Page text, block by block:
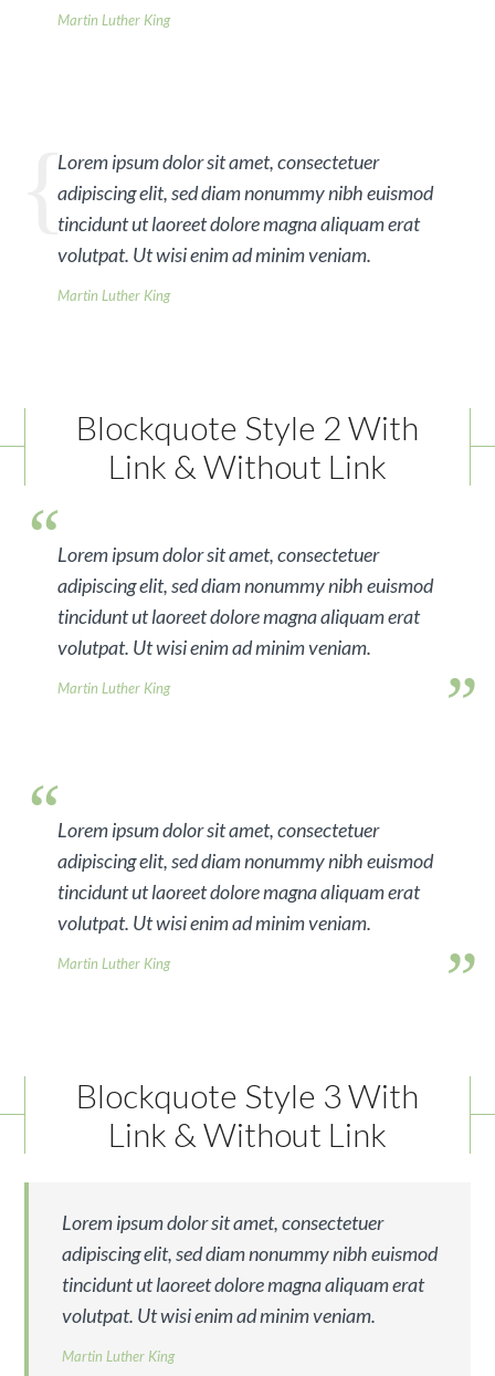
Martin Luther King
Lorem ipsum dolor sit amet, consectetuer
adipiscing elit, sed diam nonummy nibh euismod
tincidunt ut laoreet dolore magna aliquam erat
volutpat. Ut wisi enim ad minim veniam.
Martin Luther King
Blockquote Style 2 With
Link & Without Link
Lorem ipsum dolor sit amet, consectetuer
adipiscing elit, sed diam nonummy nibh euismod
tincidunt ut laoreet dolore magna aliquam erat
volutpat. Ut wisi enim ad minim veniam.
Martin Luther King
Lorem ipsum dolor sit amet, consectetuer
adipiscing elit, sed diam nonummy nibh euismod
tincidunt ut laoreet dolore magna aliquam erat
volutpat. Ut wisi enim ad minim veniam.
Martin Luther King
Blockquote Style 3 With
Link & Without Link
Lorem ipsum dolor sit amet, consectetuer
adipiscing elit, sed diam nonummy nibh euismod
tincidunt ut laoreet dolore magna aliquam erat
volutpat. Ut wisi enim ad minim veniam.
Martin Luther King